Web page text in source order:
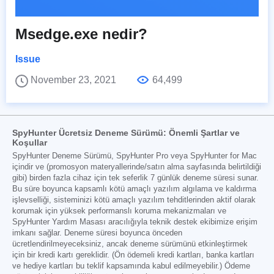
Msedge.exe nedir?
Issue
November 23, 2021
64,499
SpyHunter Ücretsiz Deneme Sürümü: Önemli Şartlar ve
Koşullar
SpyHunter Deneme Sürümü, SpyHunter Pro veya SpyHunter for Mac
içindir ve (promosyon materyallerinde/satın alma sayfasında belirtildiği
gibi) birden fazla cihaz için tek seferlik 7 günlük deneme süresi sunar.
Bu süre boyunca kapsamlı kötü amaçlı yazılım algılama ve kaldırma
işlevselliği, sisteminizi kötü amaçlı yazılım tehditlerinden aktif olarak
korumak için yüksek performanslı koruma mekanizmaları ve
SpyHunter Yardım Masası aracılığıyla teknik destek ekibimize erişim
imkanı sağlar. Deneme süresi boyunca önceden
ücretlendirilmeyeceksiniz, ancak deneme sürümünü etkinleştirmek
için bir kredi kartı gereklidir. (Ön ödemeli kredi kartları, banka kartları
ve hediye kartları bu teklif kapsamında kabul edilmeyebilir.) Ödeme